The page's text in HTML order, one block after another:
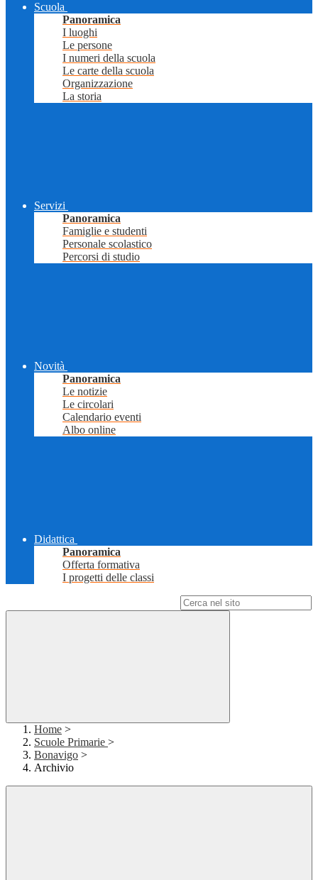
Scuola
Panoramica
I luoghi
Le persone
I numeri della scuola
Le carte della scuola
Organizzazione
La storia
Servizi
Panoramica
Famiglie e studenti
Personale scolastico
Percorsi di studio
Novità
Panoramica
Le notizie
Le circolari
Calendario eventi
Albo online
Didattica
Panoramica
Offerta formativa
I progetti delle classi
Home >
Scuole Primarie >
Bonavigo >
Archivio